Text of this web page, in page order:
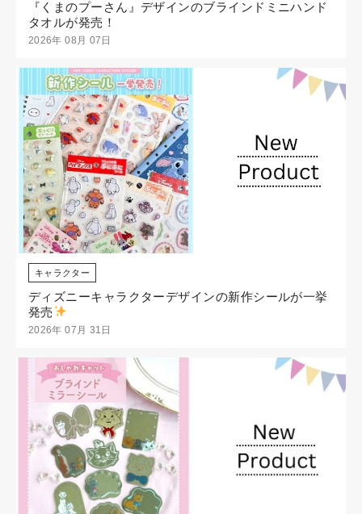
『くまのプーさん』デザインのブラインドミニハンド
タオルが発売！
2026年 08月 07日
キャラクター
ディズニーキャラクターデザインの新作シールが一挙
発売
2026年 07月 31日